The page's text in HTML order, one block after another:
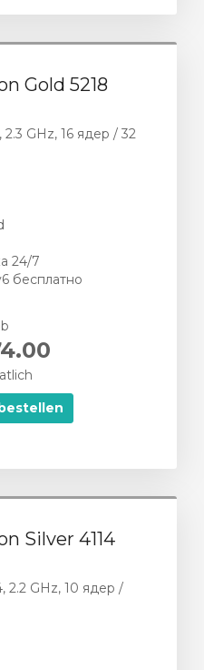
Gold 5218
GHz, 16 ядер / 32
24/7
бесплатно
Silver 4114
2.2 GHz, 10 ядер /